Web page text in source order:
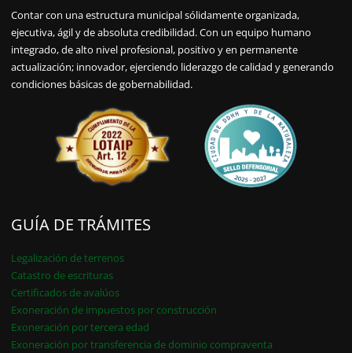
Contar con una estructura municipal sólidamente organizada,
ejecutiva, ágil y de absoluta credibilidad. Con un equipo humano
integrado, de alto nivel profesional, positivo y en permanente
actualización; innovador, ejerciendo liderazgo de calidad y generando
condiciones básicas de gobernabilidad.
GUÍA DE TRÁMITES
Legalización de terrenos
Catastro de escrituras
Certificados de avalúos
Exoneración de impuestos por construcción
Exoneración por tercera edad
Exoneración por transferencia de dominio compraventa